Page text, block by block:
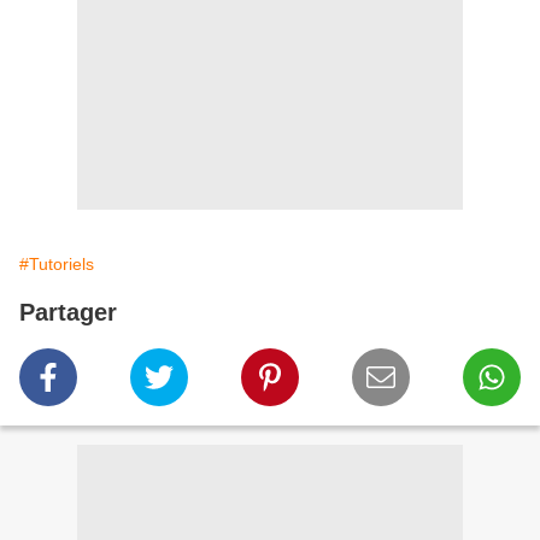
#Tutoriels
Partager